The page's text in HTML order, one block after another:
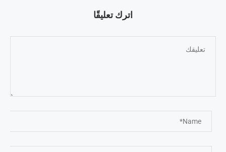
اترك تعليقًا